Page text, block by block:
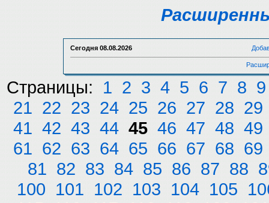
Сегодня 08.08.2026
Страницы: 1 2 3 4 5 6 7 8 9
21 22 23 24 25 26 27 28 29
41 42 43 44 45 46 47 48 49
61 62 63 64 65 66 67 68 69
81 82 83 84 85 86 87 88
100 101 102 103 104 105